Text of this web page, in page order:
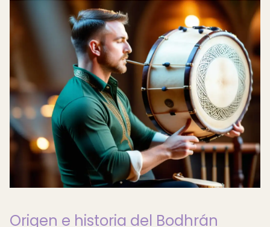
Origen e historia del Bodhrán